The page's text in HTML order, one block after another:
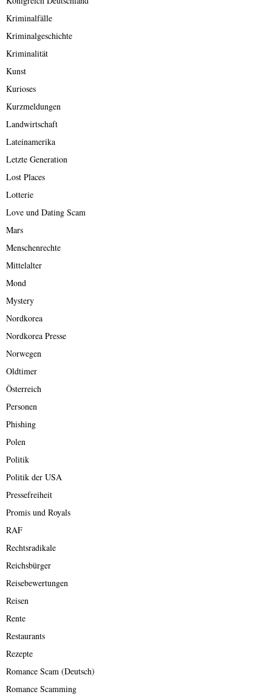
Kriminalfälle
Kriminalgeschichte
Kriminalität
Kunst
Kurioses
Kurzmeldungen
Landwirtschaft
Lateinamerika
Letzte Generation
Lost Places
Lotterie
Love und Dating Scam
Mars
Menschenrechte
Mittelalter
Mond
Mystery
Nordkorea
Nordkorea Presse
Norwegen
Oldtimer
Österreich
Personen
Phishing
Polen
Politik
Politik der USA
Pressefreiheit
Promis und Royals
RAF
Rechtsradikale
Reichsbürger
Reisebewertungen
Reisen
Rente
Restaurants
Rezepte
Romance Scam (Deutsch)
Romance Scamming